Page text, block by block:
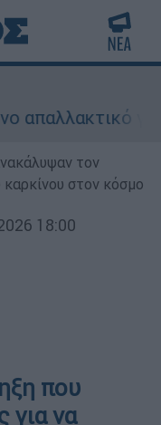
απαλλακτικό
τον
στον κόσμο
18:00
που
να